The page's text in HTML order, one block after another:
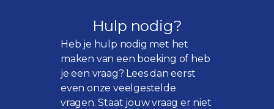
Hulp nodig?
Heb je hulp nodig met het
maken van een boeking of heb
je een vraag? Lees dan eerst
even onzeveelgestelde
vragen. Staat jouw vraag er niet